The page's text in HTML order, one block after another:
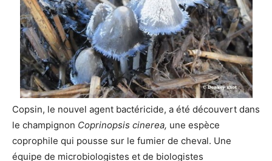
Copsin, le nouvel agent bactéricide, a été découvert dans
le champignon Coprinopsis cinerea, une espèce
coprophile qui pousse sur le fumier de cheval. Une
équipe de microbiologistes et de biologistes